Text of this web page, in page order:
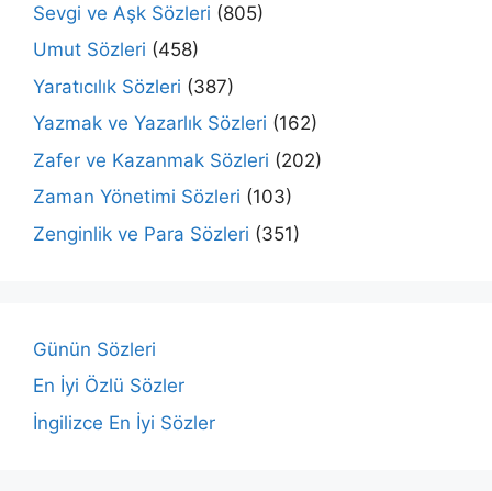
Sevgi ve Aşk Sözleri (805)
Umut Sözleri (458)
Yaratıcılık Sözleri (387)
Yazmak ve Yazarlık Sözleri (162)
Zafer ve Kazanmak Sözleri (202)
Zaman Yönetimi Sözleri (103)
Zenginlik ve Para Sözleri (351)
Günün Sözleri
En İyi Özlü Sözler
İngilizce En İyi Sözler